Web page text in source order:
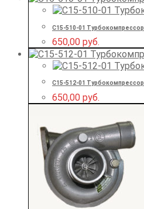
С15-510-01 Турбокомпрессор
650,00 руб.
С15-512-01 Турбокомпрессор
650,00 руб.